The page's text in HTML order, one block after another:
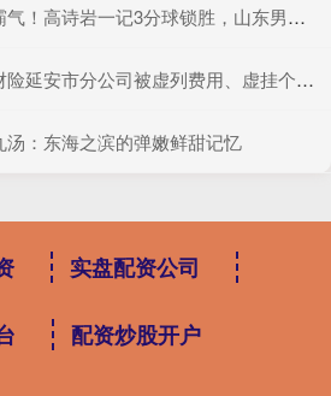
高诗岩一记3分球锁胜，山东男篮100
被虚列费用、虚挂个人代理中介业务套取手续费被罚款18万元
：东海之滨的弹嫩鲜甜记忆
实盘配资公司
配资炒股开户